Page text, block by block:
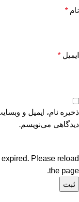
نام *
ایمیل *
ذخیره نام، ایمیل و
دیدگاهی می‌نویسم.
Please reload
the page.